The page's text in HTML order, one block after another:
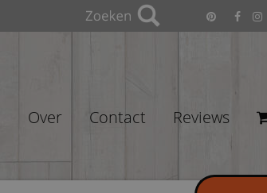
Over Contact Reviews